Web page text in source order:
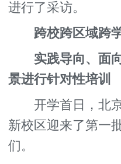
进行了采访。
跨校跨区域跨
实践导向、面
景进行针对性培训
开学首日，北京
新校区迎来了第一
们。